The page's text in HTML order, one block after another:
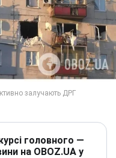
головного —
на OBOZ.UA у